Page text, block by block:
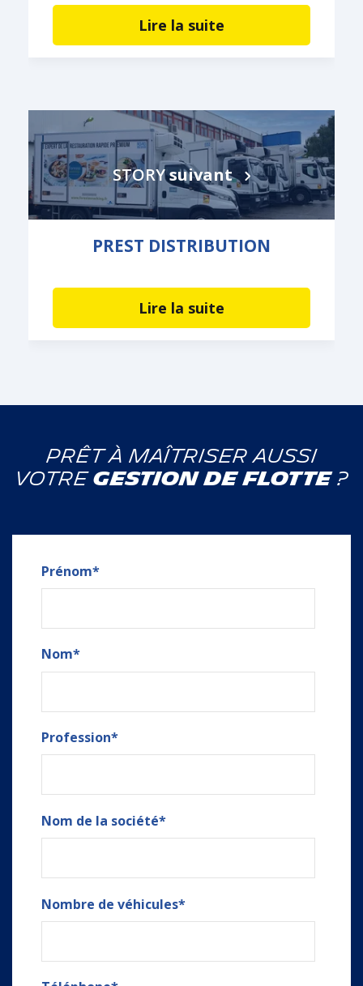
Lire la suite
STORYsuivant
PREST DISTRIBUTION
Lire la suite
Prêt à maîtriser aussi
votregestion de flotte?
Prénom*
Nom*
Profession*
Nom de la société*
Nombre de véhicules*